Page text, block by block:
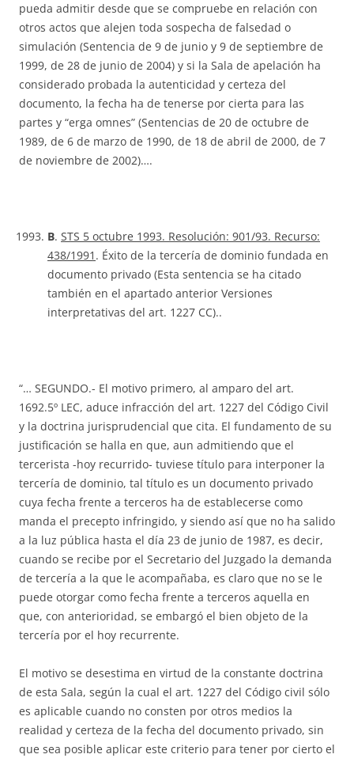
pueda admitir desde que se compruebe en relación con
otros actos que alejen toda sospecha de falsedad o
simulación (Sentencia de 9 de junio y 9 de septiembre de
1999, de 28 de junio de 2004) y si la Sala de apelación ha
considerado probada la autenticidad y certeza del
documento, la fecha ha de tenerse por cierta para las
partes y “erga omnes” (Sentencias de 20 de octubre de
1989, de 6 de marzo de 1990, de 18 de abril de 2000, de 7
de noviembre de 2002)….
B. STS 5 octubre 1993. Resolución: 901/93. Recurso:
438/1991 . Éxito de la tercería de dominio fundada en
documento privado (Esta sentencia se ha citado
también en el apartado anterior Versiones
interpretativas del art. 1227 CC)..
“… SEGUNDO.- El motivo primero, al amparo del art.
1692.5º LEC, aduce infracción del art. 1227 del Código Civil
y la doctrina jurisprudencial que cita. El fundamento de su
justificación se halla en que, aun admitiendo que el
tercerista -hoy recurrido- tuviese título para interponer la
tercería de dominio, tal título es un documento privado
cuya fecha frente a terceros ha de establecerse como
manda el precepto infringido, y siendo así que no ha salido
a la luz pública hasta el día 23 de junio de 1987, es decir,
cuando se recibe por el Secretario del Juzgado la demanda
de tercería a la que le acompañaba, es claro que no se le
puede otorgar como fecha frente a terceros aquella en
que, con anterioridad, se embargó el bien objeto de la
tercería por el hoy recurrente.
El motivo se desestima en virtud de la constante doctrina
de esta Sala, según la cual el art. 1227 del Código civil sólo
es aplicable cuando no consten por otros medios la
realidad y certeza de la fecha del documento privado, sin
que sea posible aplicar este criterio para tener por cierto el